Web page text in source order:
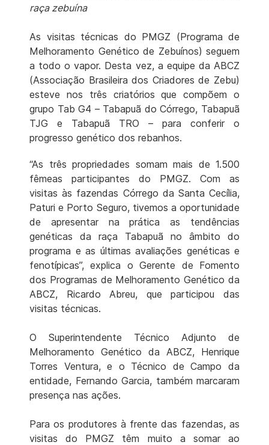
raça zebuína
As visitas técnicas do PMGZ (Programa de
Melhoramento Genético de Zebuínos) seguem
a todo o vapor. Desta vez, a equipe da ABCZ
(Associação Brasileira dos Criadores de Zebu)
esteve nos três criatórios que compõem o
grupo Tab G4 – Tabapuã do Córrego, Tabapuã
TJG e Tabapuã TRO – para conferir o
progresso genético dos rebanhos.
“As três propriedades somam mais de 1.500
fêmeas participantes do PMGZ. Com as
visitas às fazendas Córrego da Santa Cecília,
Paturi e Porto Seguro, tivemos a oportunidade
de apresentar na prática as tendências
genéticas da raça Tabapuã no âmbito do
programa e as últimas avaliações genéticas e
fenotípicas”, explica o Gerente de Fomento
dos Programas de Melhoramento Genético da
ABCZ, Ricardo Abreu, que participou das
visitas técnicas.
O Superintendente Técnico Adjunto de
Melhoramento Genético da ABCZ, Henrique
Torres Ventura, e o Técnico de Campo da
entidade, Fernando Garcia, também marcaram
presença nas ações.
Para os produtores à frente das fazendas, as
visitas do PMGZ têm muito a somar ao